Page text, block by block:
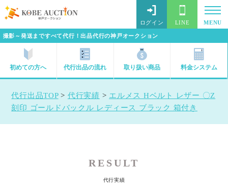
撮影～発送まですべて代行！出品代行の神戸オークション
ログイン LINE MENU
初めての方へ 代行出品の流れ 取り扱い商品 料金システム
代行出品TOP> 代行実績 > エルメス Hベルト レザー 〇Z
刻印 ゴールドバックル レディース ブラック 箱付き
RESULT
代行実績